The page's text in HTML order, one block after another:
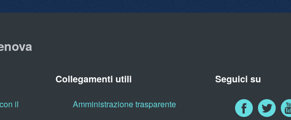
il
Collegamenti utili
Amministrazione trasparente
Seguici su